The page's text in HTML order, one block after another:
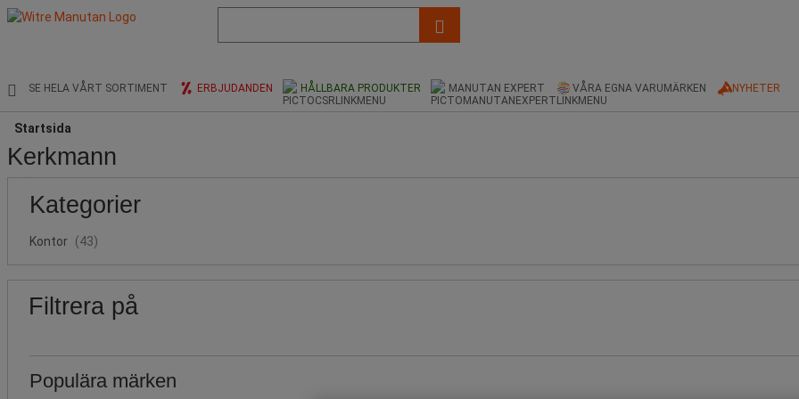
och
SE HELA VÅRT SORTIMENT ERBJUDANDEN HÅLLBARA PRODUKTER MANUTAN EXPERT VÅRA EGNA VARUMÄRKEN NYHETER
Startsida
Kerkmann
Kategorier
Kontor (43)
Filtrera på
märken
Populära märken
gräns
gräns